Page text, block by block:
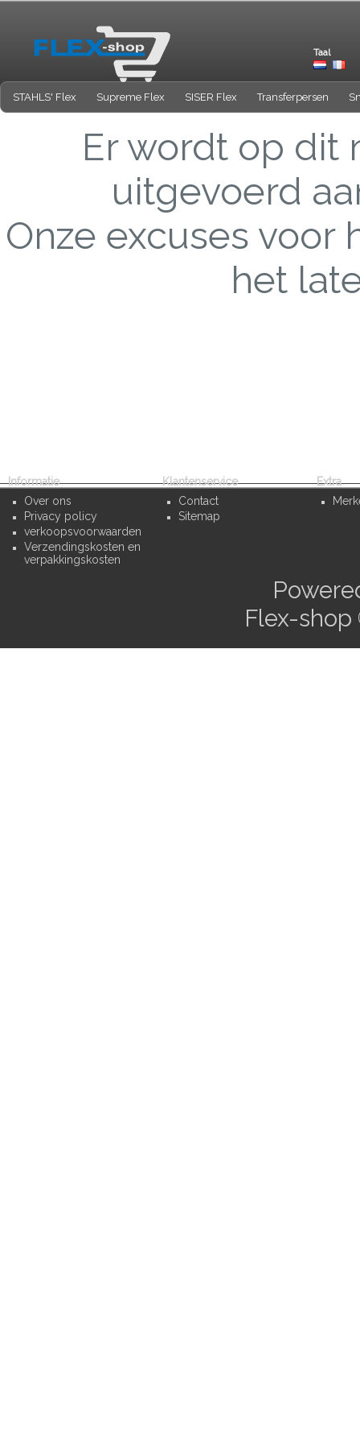
Taal
STAHLS' Flex Supreme Flex SISER Flex Transferpersen
Er wordt op dit
uitgevoerd
Onze excuses voor
het
Informatie
Over ons
Privacy policy
verkoopsvoorwaarden
Verzendingskosten en
verpakkingskosten
Klantenservice
Contact
Sitemap
Extra
Flex-